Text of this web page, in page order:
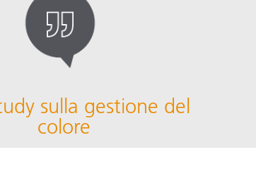
sulla gestione del
colore